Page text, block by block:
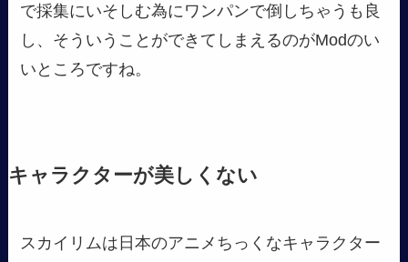
で採集にいそしむ為にワンパンで倒しちゃうも良
し、そういうことができてしまえるのがModのい
いところですね。
キャラクターが美しくない
スカイリムは日本のアニメちっくなキャラクター